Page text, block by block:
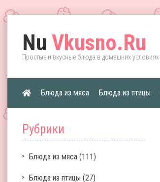
Nu Vkusno.Ru
Простые и вкусные блюда в домашних условиях
Блюда из мяса Блюда из птицы
Рубрики
Блюда из мяса (111)
Блюда из птицы (27)